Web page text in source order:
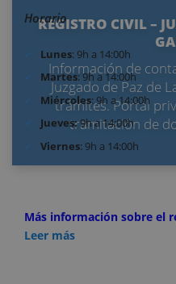
REGISTRO CIVIL –
Información de
Juzgado de Paz de
trámites. Portal
tramitación de
Horario
Lunes: 9h a 14:00h
Martes: 9h a 14:00h
Miércoles: 9h a 14:00h
Jueves:9h a 14:00h
Viernes: 9h a 14:00h
Más información sobre el
Leer más